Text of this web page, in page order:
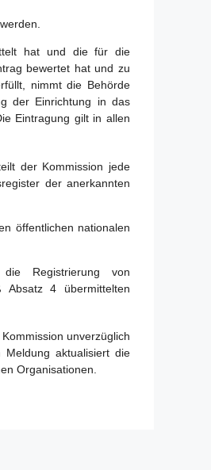
hat und die für die
bewertet hat und zu
nimmt die Behörde
der Einrichtung in das
Eintragung gilt in allen
der Kommission jede
der anerkannten
öffentlichen nationalen
Registrierung von
Absatz 4 übermittelten
unverzüglich
aktualisiert die
Organisationen.